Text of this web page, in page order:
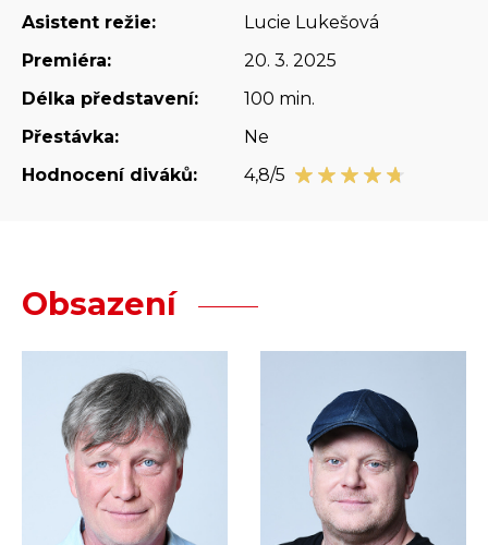
Asistent režie:
Lucie Lukešová
Premiéra:
20. 3. 2025
Délka představení:
100 min.
Přestávka:
Ne
Hodnocení diváků:
4,8/5
Obsazení